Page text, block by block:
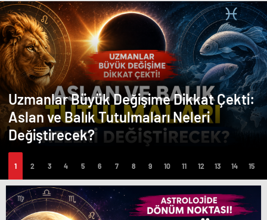
Uzmanlar Büyük Değişime Dikkat Çekti:
Aslan ve Balık Tutulmaları Neleri
Değiştirecek?